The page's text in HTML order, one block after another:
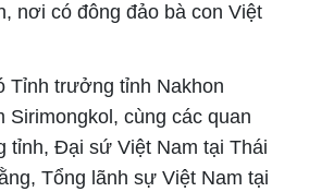
nơi có đông đảo bà con Việt
Tỉnh trưởng tỉnh Nakhon
Sirimongkol, cùng các quan
tỉnh, Đại sứ Việt Nam tại Thái
Tổng lãnh sự Việt Nam tại